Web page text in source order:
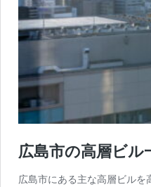
広島市の高層ビル
広島市にある主な高層ビル